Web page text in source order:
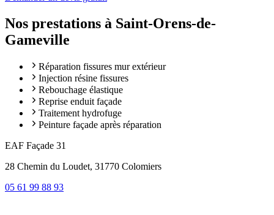
Nos prestations à Saint-Orens-de-
Gameville
Réparation fissures mur extérieur
Injection résine fissures
Rebouchage élastique
Reprise enduit façade
Traitement hydrofuge
Peinture façade après réparation
EAF Façade 31
28 Chemin du Loudet, 31770 Colomiers
05 61 99 88 93